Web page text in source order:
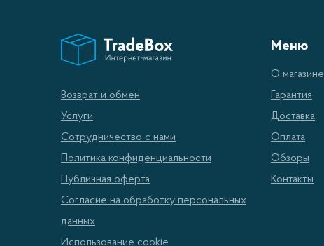
Возврат и обмен
Услуги
Сотрудничество с нами
Политика конфиденциальности
Публичная оферта
Согласие на обработку персональных
данных
Использование cookie
Меню
О магазине
Гарантия
Доставка
Оплата
Обзоры
Контакты